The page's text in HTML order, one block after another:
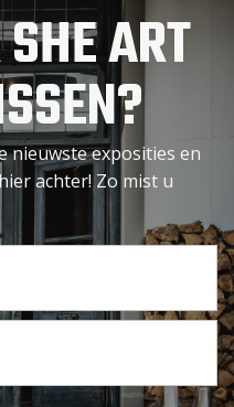
ART
nieuwste exposities en
achter! Zo mist u